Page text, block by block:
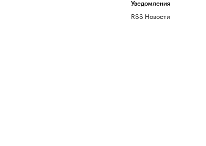
Уведомления
RSS Новости